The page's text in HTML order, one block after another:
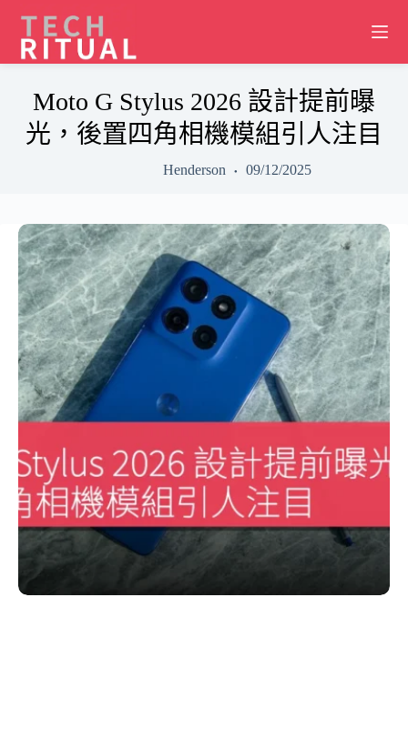
content
Moto G Stylus 2026 設計提前曝
光，後置四角相機模組引人注目
Henderson 09/12/2025